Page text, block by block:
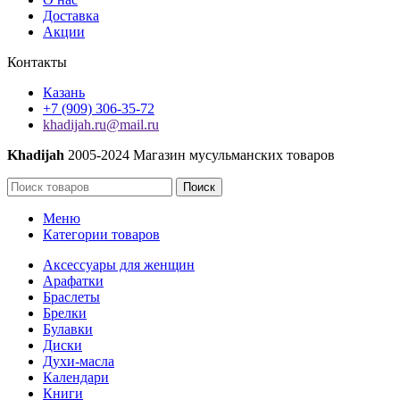
Доставка
Акции
Контакты
Казань
+7 (909) 306-35-72
khadijah.ru@mail.ru
Khadijah 2005-2024 Магазин мусульманских товаров
Поиск
Меню
Категории товаров
Аксессуары для женщин
Арафатки
Браслеты
Брелки
Булавки
Диски
Духи-масла
Календари
Книги